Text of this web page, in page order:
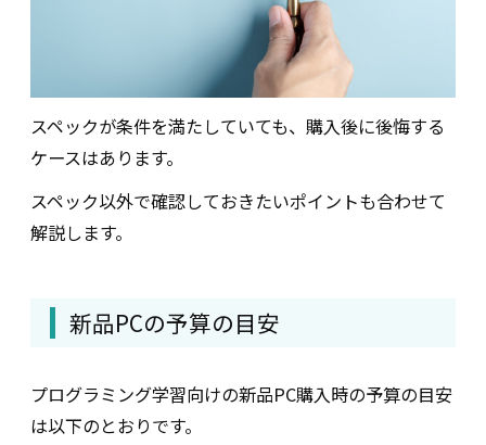
スペックが条件を満たしていても、購入後に後悔する
ケースはあります。
スペック以外で確認しておきたいポイントも合わせて
解説します。
新品PCの予算の目安
プログラミング学習向けの新品PC購入時の予算の目安
は以下のとおりです。